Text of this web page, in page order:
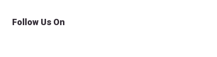
Follow Us On